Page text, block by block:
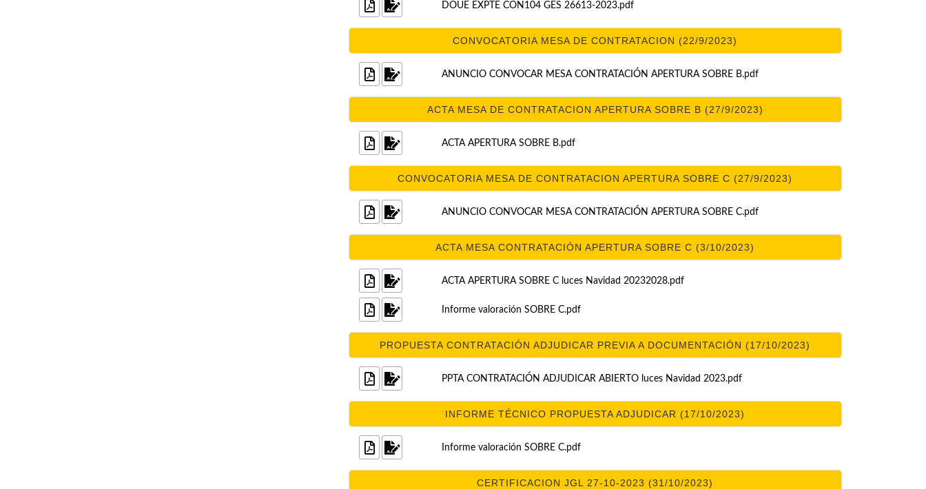
DOUE EXPTE CON104 GES 26613-2023.pdf
CONVOCATORIA MESA DE CONTRATACION (22/9/2023)
ANUNCIO CONVOCAR MESA CONTRATACIÓN APERTURA SOBRE B.pdf
ACTA MESA DE CONTRATACION APERTURA SOBRE B (27/9/2023)
ACTA APERTURA SOBRE B.pdf
CONVOCATORIA MESA DE CONTRATACION APERTURA SOBRE C (27/9/2023)
ANUNCIO CONVOCAR MESA CONTRATACIÓN APERTURA SOBRE C.pdf
ACTA MESA CONTRATACIÓN APERTURA SOBRE C (3/10/2023)
ACTA APERTURA SOBRE C luces Navidad 20232028.pdf
Informe valoración SOBRE C.pdf
PROPUESTA CONTRATACIÓN ADJUDICAR PREVIA A DOCUMENTACIÓN (17/10/2023)
PPTA CONTRATACIÓN ADJUDICAR ABIERTO luces Navidad 2023.pdf
INFORME TÉCNICO PROPUESTA ADJUDICAR (17/10/2023)
Informe valoración SOBRE C.pdf
CERTIFICACION JGL 27-10-2023 (31/10/2023)